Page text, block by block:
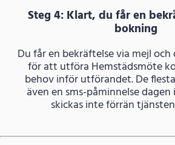
Steg 4: Klart, du får en
bokning
Du får en bekräftelse via mejl
för att utföra Hemstädsmöte
behov inför utförandet. De
även en sms-påminnelse
skickas inte förrän